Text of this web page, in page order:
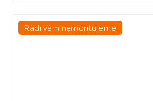
Rádi vám namontujeme